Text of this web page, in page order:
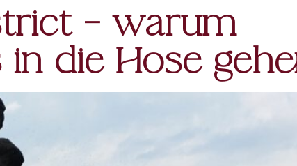
– warum
die Hose